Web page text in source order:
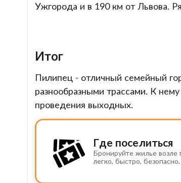
Ужгорода и в 190 км от Львова.
Итог
Пилипец - отличный семейный
разнообразными трассами. К
проведения выходных.
Где поселиться
Бронируйте жилье
легко, быстро,